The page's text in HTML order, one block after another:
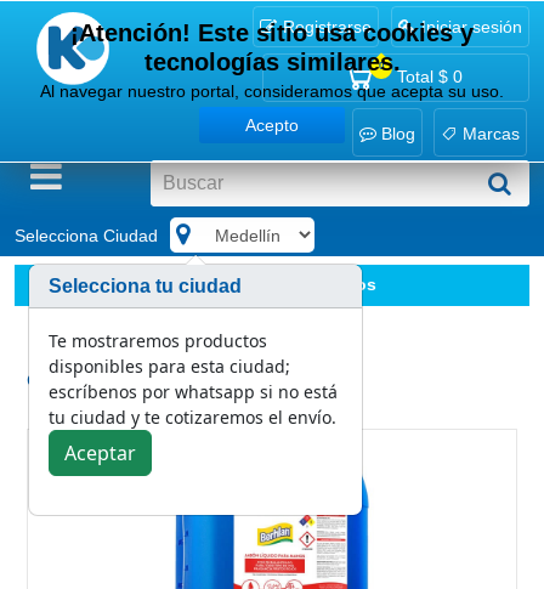
Registrarse Iniciar sesión
0
Total $ 0
Blog Marcas
Selecciona Ciudad
Aseo personal
Jabones de manos
Jabón Líquido Manos Frutos Rojos Berhlan 19 L
Categoría:
Jabones de manos
¡Atención! Este sitio usa cookies y
tecnologías similares.
Al navegar nuestro portal, consideramos que acepta su uso.
Acepto
Selecciona tu ciudad
Te mostraremos productos
disponibles para esta ciudad;
escríbenos por whatsapp si no está
tu ciudad y te cotizaremos el envío.
Aceptar